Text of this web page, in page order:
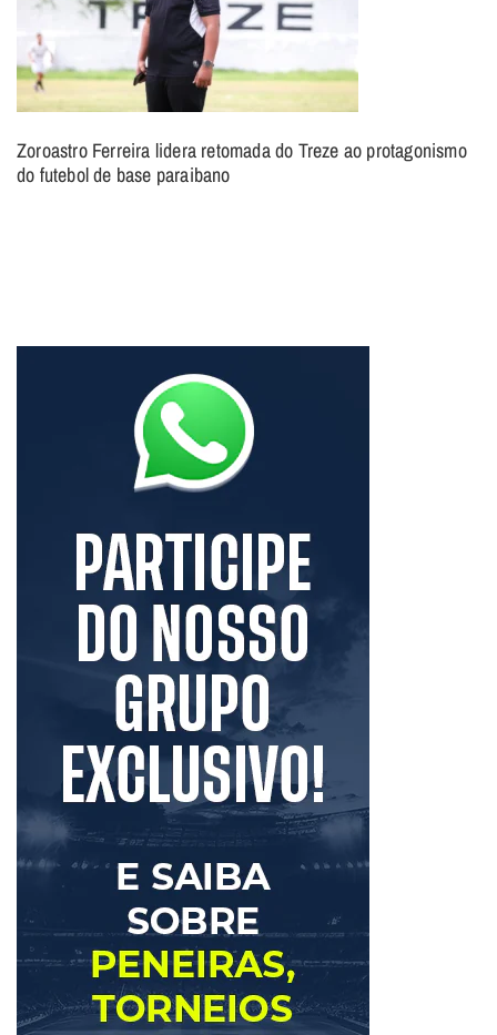
Zoroastro Ferreira lidera retomada do Treze ao protagonismo
do futebol de base paraibano